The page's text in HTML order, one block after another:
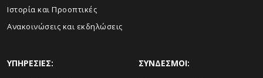
Ιστορία και Προοπτικές
Ανακοινώσεις και εκδηλώσεις
ΥΠΗΡΕΣΙΕΣ: ΣΥΝΔΕΣΜΟΙ: